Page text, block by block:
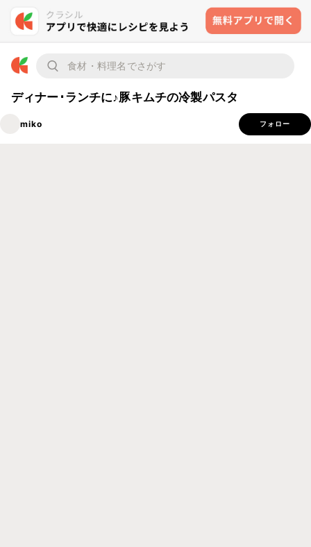
ディナー･ランチに♪豚キムチの冷製パスタ
miko フォロー